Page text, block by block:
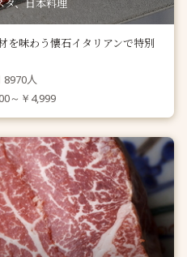
を味わう懐石イタリアンで特別
8970人
～￥4,999